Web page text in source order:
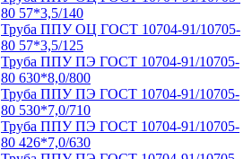
80 57*3,5/140
Труба ППУ ОЦ ГОСТ 10704-91/10705-
80 57*3,5/125
Труба ППУ ПЭ ГОСТ 10704-91/10705-
80 630*8,0/800
Труба ППУ ПЭ ГОСТ 10704-91/10705-
80 530*7,0/710
Труба ППУ ПЭ ГОСТ 10704-91/10705-
80 426*7,0/630